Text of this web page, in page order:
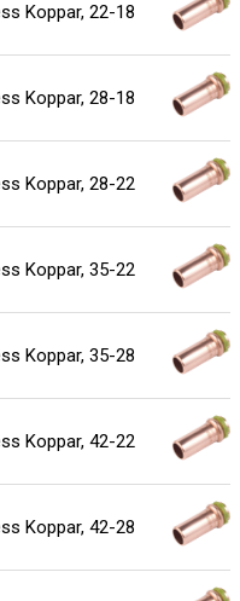
Koppar, 22-18
Koppar, 28-18
Koppar, 28-22
Koppar, 35-22
Koppar, 35-28
Koppar, 42-22
Koppar, 42-28